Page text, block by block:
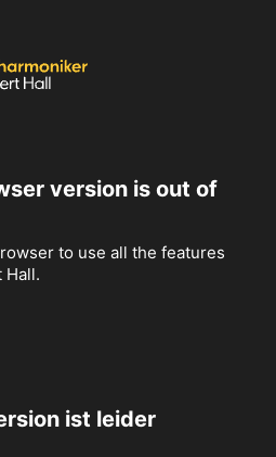
version is out of
to use all the features
Hall.
ist leider